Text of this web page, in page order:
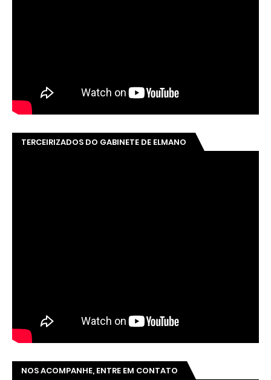
TERCEIRIZADOS DO GABINETE DE ELMANO
NOS ACOMPANHE, ENTRE EM CONTATO